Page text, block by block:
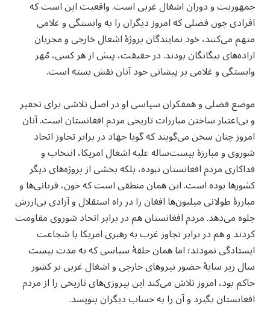
جمهوریت و دوران اشغال غربی است. واقعیت این است که
افرادی چون فضلی که امروز دیگران را به وابستگی و غلامی
متهم می‌کنند، خود نمایندگان پروژهٔ اشغال خارجی و مجریان
اراده‌های بیگانگان بودند. در حقیقت، پیش از هر کسی، مُهر
وابستگی و غلامی بر پیشانی خود آنان نقش بسته است.
موضع فضلی و همفکران سیاسی او در اصل تلاشی برای تحقیر
و بی‌اعتبار ساختن مبارزات تاریخی مردم افغانستان است. آنان
امروز چنان سخن می‌گویند که گویا جهاد در برابر تجاوز اتحاد
شوروی و مبارزهٔ بیست‌ساله علیه اشغال امریکا، انتخاب و
فداکاری مردم افغانستان نبوده، بلکه بخشی از پروژه‌های دیگر
کشورها بوده است. این همان منطقی است که خون، قربانی‌ها و
مبارزهٔ طولانی میلیون‌ها افغان را در راه استقلال و آزادی بی‌ارزش
جلوه می‌دهد. مردم افغانستان هم در برابر اتحاد شوروی مقاومت
کردند و هم در برابر تجاوز غرب به رهبری امریکا با شجاعت
ایستادگی نمودند؛ اما همان حلقهٔ سیاسی که به مدت بیست
سال زیر سایهٔ حضور نیروهای خارجی و اشغال غربی بر کشور
حاکم بود، امروز تلاش می‌کند این پیروزی‌های تاریخی را از مردم
افغانستان بگیرد و آن را به حساب دیگران بنویسد.